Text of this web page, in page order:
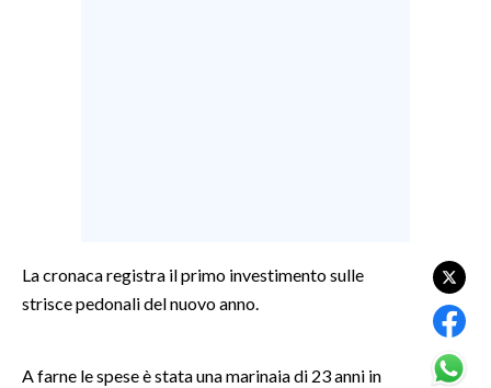
SPETTACOLI
SALUTE
La cronaca registra il primo investimento sulle
strisce pedonali del nuovo anno.
A farne le spese è stata una marinaia di 23 anni in